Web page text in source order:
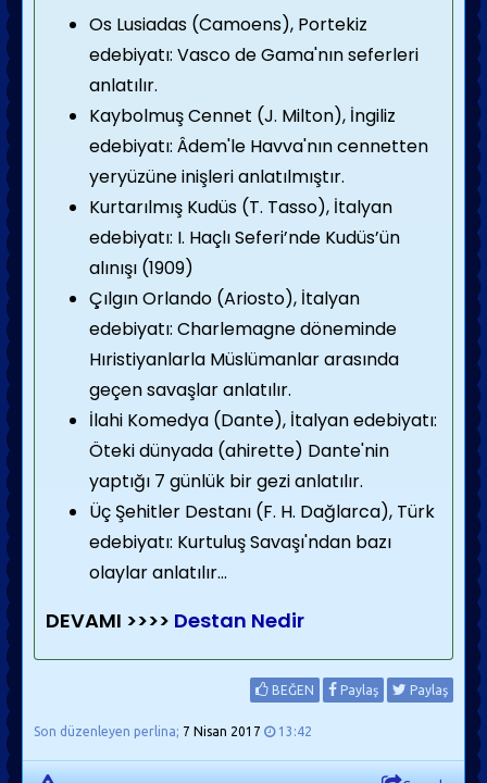
Os Lusiadas (Camoens), Portekiz
edebiyatı: Vasco de Gama'nın seferleri
anlatılır.
Kaybolmuş Cennet (J. Milton), İngiliz
edebiyatı: Âdem'le Hav­va'nın cennetten
yeryüzüne inişleri anlatılmıştır.
Kurtarılmış Kudüs (T. Tasso), İtalyan
edebiyatı: I. Haçlı Seferi’nde Kudüs’ün
alınışı (1909)
Çılgın Orlando (Ariosto), İtalyan
edebiyatı: Charlemagne döneminde
Hıristiyanlarla Müs­lümanlar arasında
geçen savaş­lar anlatılır.
İlahi Komedya (Dante), İtalyan edebiyatı:
Öteki dünya­da (ahirette) Dante'nin
yaptığı 7 günlük bir gezi anlatılır.
Üç Şehitler Destanı (F. H. Dağlarca), Türk
edebiyatı: Kurtuluş Savaşı'ndan bazı
olaylar anlatılır...
DEVAMI >>>> Destan Nedir
BEĞEN Paylaş Paylaş
Son düzenleyen perlina; 7 Nisan 2017 13:42